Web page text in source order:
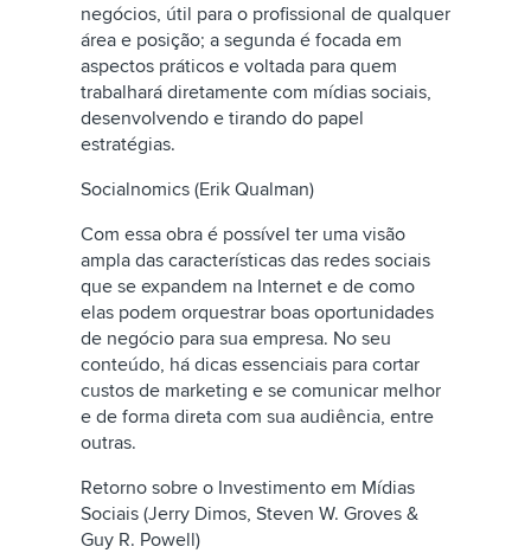
negócios, útil para o profissional de qualquer
área e posição; a segunda é focada em
aspectos práticos e voltada para quem
trabalhará diretamente com mídias sociais,
desenvolvendo e tirando do papel
estratégias.
Socialnomics (Erik Qualman)
Com essa obra é possível ter uma visão
ampla das características das redes sociais
que se expandem na Internet e de como
elas podem orquestrar boas oportunidades
de negócio para sua empresa. No seu
conteúdo, há dicas essenciais para cortar
custos de marketing e se comunicar melhor
e de forma direta com sua audiência, entre
outras.
Retorno sobre o Investimento em Mídias
Sociais (Jerry Dimos, Steven W. Groves &
Guy R. Powell)